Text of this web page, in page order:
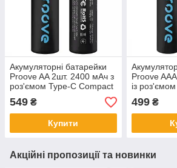
Акумуляторні батарейки
Proove AA 2шт. 2400 мАч з
роз'ємом Type-C Compact
Energy
549 ₴
Купити
Proove
із
Compact
499₴
Акційні пропозиції та новинки